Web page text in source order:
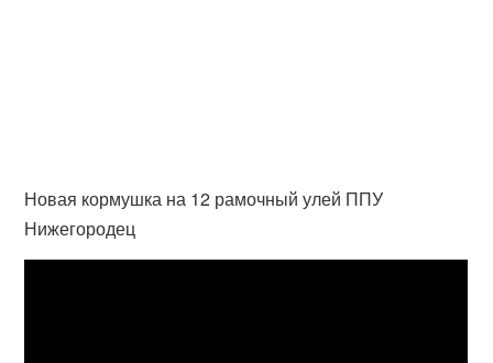
Новая кормушка на 12 рамочный улей ППУ
Нижегородец